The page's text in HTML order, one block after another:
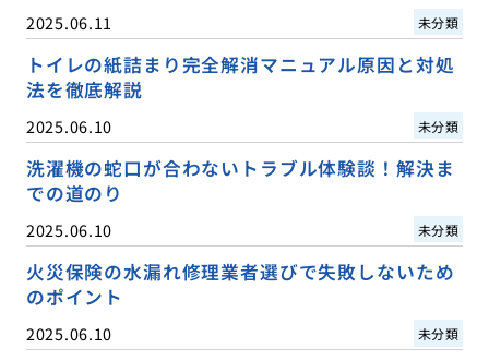
2025.06.11 未分類
トイレの紙詰まり完全解消マニュアル原因と対処
法を徹底解説
2025.06.10 未分類
洗濯機の蛇口が合わないトラブル体験談！解決ま
での道のり
2025.06.10 未分類
火災保険の水漏れ修理業者選びで失敗しないため
のポイント
2025.06.10 未分類